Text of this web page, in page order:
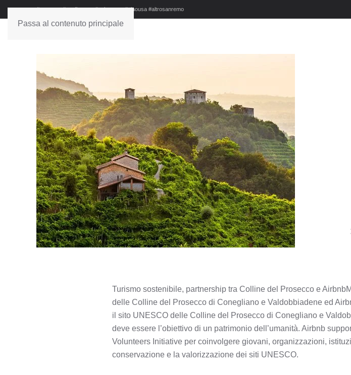
Passa al contenuto principale
#sanremo #studionews #askanews #ciaousa #altrosanremo
Turismo sostenibile, partnership tra Colline del Prosecco e
delle Colline del Prosecco di Conegliano e Valdobbiadene ed
il sito UNESCO delle Colline del Prosecco di Conegliano e
deve essere l’obiettivo di un patrimonio dell’umanità. Airbnb
Volunteers Initiative per coinvolgere giovani, organizzazioni,
conservazione e la valorizzazione dei siti UNESCO.